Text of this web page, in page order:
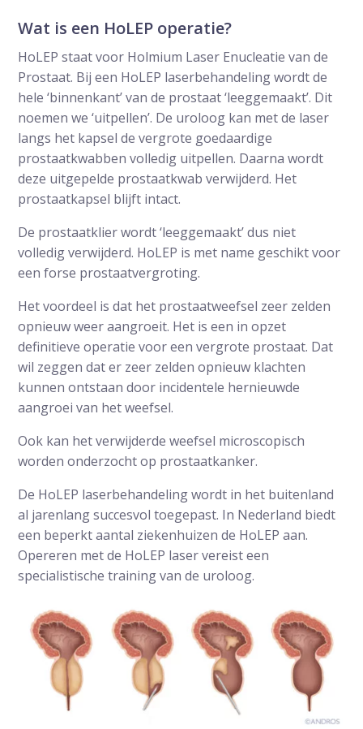
Wat is een HoLEP operatie?
HoLEP staat voor Holmium Laser Enucleatie van de
Prostaat. Bij een HoLEP laserbehandeling wordt de
hele ‘binnenkant’ van de prostaat ‘leeggemaakt’. Dit
noemen we ‘uitpellen’. De uroloog kan met de laser
langs het kapsel de vergrote goedaardige
prostaatkwabben volledig uitpellen. Daarna wordt
deze uitgepelde prostaatkwab verwijderd. Het
prostaatkapsel blijft intact.
De prostaatklier wordt ‘leeggemaakt’ dus niet
volledig verwijderd. HoLEP is met name geschikt voor
een forse prostaatvergroting.
Het voordeel is dat het prostaatweefsel zeer zelden
opnieuw weer aangroeit. Het is een in opzet
definitieve operatie voor een vergrote prostaat. Dat
wil zeggen dat er zeer zelden opnieuw klachten
kunnen ontstaan door incidentele hernieuwde
aangroei van het weefsel.
Ook kan het verwijderde weefsel microscopisch
worden onderzocht op prostaatkanker.
De HoLEP laserbehandeling wordt in het buitenland
al jarenlang succesvol toegepast. In Nederland biedt
een beperkt aantal ziekenhuizen de HoLEP aan.
Opereren met de HoLEP laser vereist een
specialistische training van de uroloog.